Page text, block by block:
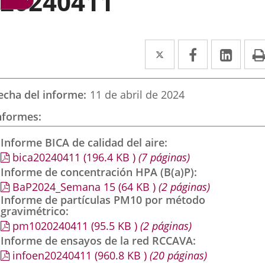
Twitter
Enlace
a
una
externa.
Facebook
Enlace
a
externa.
a
del informe 11 de abril de 2024
Informe BICA de calidad del aire
bica20240411 (196.4 KB ) (7 páginas)
Informe de concentración HPA (B(a)P)
BaP2024_Semana 15 (64 KB ) (2 páginas)
Informe de partículas PM10 por método
gravimétrico
pm1020240411 (95.5 KB ) (2 páginas)
Informe de ensayos de la red RCCAVA
infoen20240411 (960.8 KB ) (20 páginas)